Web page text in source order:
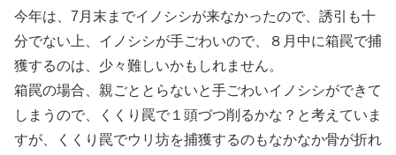
今年は、7月末までイノシシが来なかったので、誘引も十
分でない上、イノシシが手ごわいので、８月中に箱罠で捕
獲するのは、少々難しいかもしれません。
箱罠の場合、親ごととらないと手ごわいイノシシができて
しまうので、くくり罠で１頭づつ削るかな？と考えていま
すが、くくり罠でウリ坊を捕獲するのもなかなか骨が折れ